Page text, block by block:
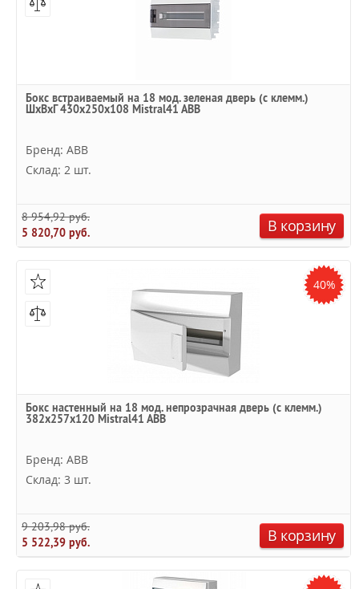
Бокс встраиваемый на 18 мод. зеленая дверь (с клемм.)
ШхВхГ 430х250х108 Mistral41 ABB
Бренд: ABB
Склад: 2 шт.
8 954,92 руб.
5 820,70 руб.
В корзину
40%
Бокс настенный на 18 мод. непрозрачная дверь (с клемм.)
382х257х120 Mistral41 ABB
Бренд: ABB
Склад: 3 шт.
9 203,98 руб.
5 522,39 руб.
В корзину